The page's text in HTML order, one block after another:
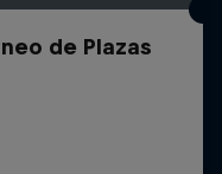
de Plazas